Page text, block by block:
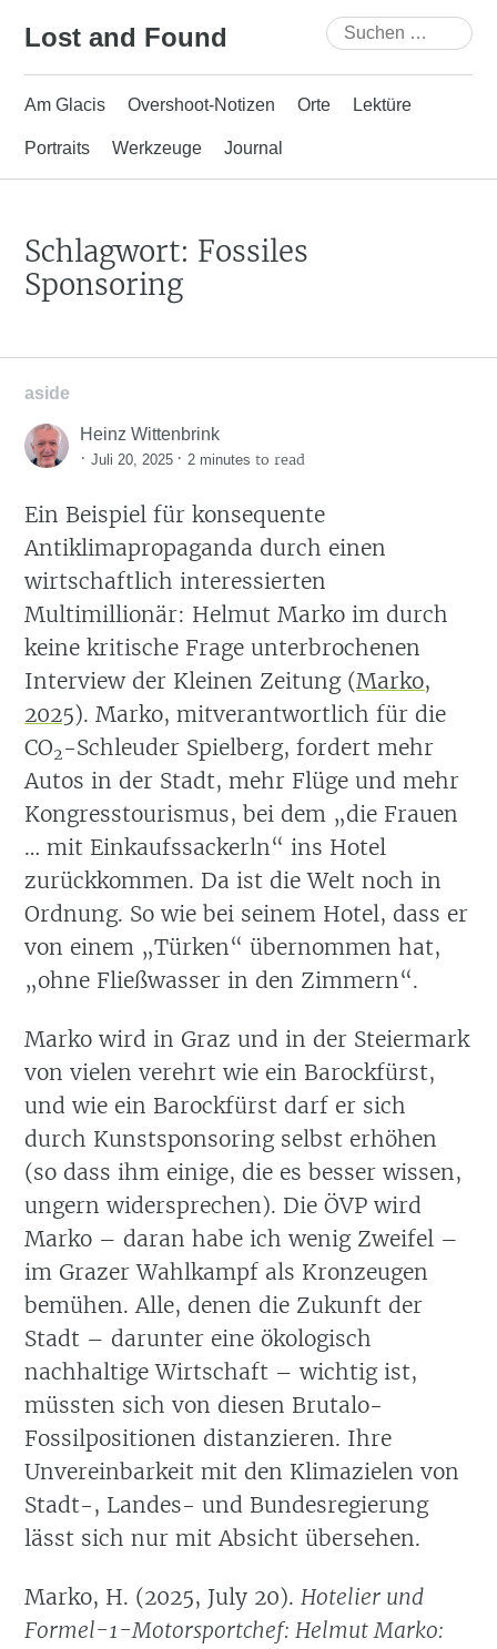
Lost and Found
Suchen
nach:
Am Glacis Overshoot-Notizen Orte Lektüre
Portraits Werkzeuge Journal
Schlagwort: Fossiles
Sponsoring
aside
Heinz Wittenbrink
·Juli 20, 2025 ·2 minutes to read
Ein Beispiel für konsequente
Antiklimapropaganda durch einen
wirtschaftlich interessierten
Multimillionär: Helmut Marko im durch
keine kritische Frage unterbrochenen
Interview der Kleinen Zeitung (Marko,
2025). Marko, mitverantwortlich für die
CO2-Schleuder Spielberg, fordert mehr
Autos in der Stadt, mehr Flüge und mehr
Kongresstourismus, bei dem „die Frauen
… mit Einkaufssackerln“ ins Hotel
zurückkommen. Da ist die Welt noch in
Ordnung. So wie bei seinem Hotel, dass er
von einem „Türken“ übernommen hat,
„ohne Fließwasser in den Zimmern“.
Marko wird in Graz und in der Steiermark
von vielen verehrt wie ein Barockfürst,
und wie ein Barockfürst darf er sich
durch Kunstsponsoring selbst erhöhen
(so dass ihm einige, die es besser wissen,
ungern widersprechen). Die ÖVP wird
Marko – daran habe ich wenig Zweifel –
im Grazer Wahlkampf als Kronzeugen
bemühen. Alle, denen die Zukunft der
Stadt – darunter eine ökologisch
nachhaltige Wirtschaft – wichtig ist,
müssten sich von diesen Brutalo-
Fossilpositionen distanzieren. Ihre
Unvereinbarkeit mit den Klimazielen von
Stadt-, Landes- und Bundesregierung
lässt sich nur mit Absicht übersehen.
Marko, H. (2025, July 20).Hotelier und
Formel-1-Motorsportchef: Helmut Marko: